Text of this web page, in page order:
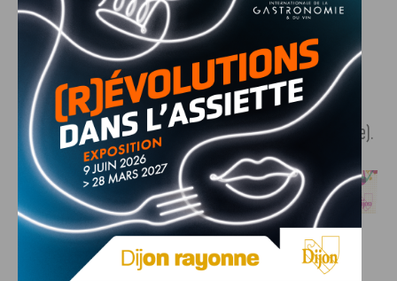
avec les sujets traités, localiser les monuments et saisir
leurs impacts dans le paysage urbain, et comprendre les
évolutions de la ville. Pour en donner un avant-goût, trois
courtes vidéos sont diffusées sur YouTube (la ville et ses
environs, le château de Louis XI et la rotonde de St-Bénigne).
Complément d’activité :